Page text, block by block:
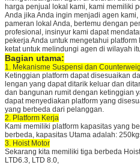
harga penjual lokal kami, kami memiliki
Anda jika Anda ingin menjadi agen
pameran lokal Anda, bertemu dengan
profesional, insinyur kami dapat
pekerja Anda untuk mengetahui
ketat untuk melindungi agen di wilayah
Bagian utama:
1. Mekanisme Suspensi dan
Ketinggian platform dapat disesuaikan
lengan yang dapat ditarik keluar dan
dan bangunan rumit dengan ketinggian
dapat menyediakan platform yang
yang berbeda dari pelanggan.
2. Platform Kerja
Kami memiliki platform kapasitas yang
berbeda, kapasitas Utama adalah:
3. Hoist Motor
Sekarang kita memiliki tiga berbeda
LTD6.3, LTD 8.0,